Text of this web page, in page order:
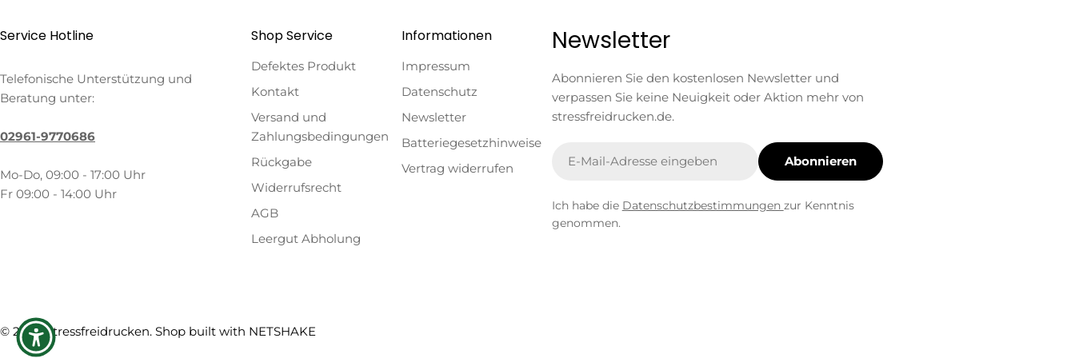
Service Hotline
Telefonische Unterstützung und
Beratung unter:
02961-9770686
Mo-Do, 09:00 - 17:00 Uhr
Fr 09:00 - 14:00 Uhr
Shop Service
Defektes Produkt
Kontakt
Versand und
Zahlungsbedingungen
Rückgabe
Widerrufsrecht
AGB
Leergut Abholung
Informationen
Impressum
Datenschutz
Newsletter
Batteriegesetzhinweise
Vertrag widerrufen
Newsletter
Abonnieren Sie den kostenlosen Newsletter und
verpassen Sie keine Neuigkeit oder Aktion mehr von
stressfreidrucken.de.
Mail
Abonnieren
Ich habe die Datenschutzbestimmungen zur Kenntnis
genommen.
© 2026Stressfreidrucken. Shop built with NETSHAKE